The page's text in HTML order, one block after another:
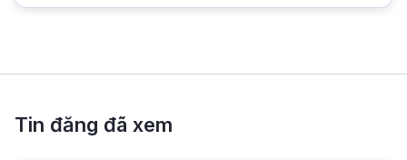
Tin đăng đã xem